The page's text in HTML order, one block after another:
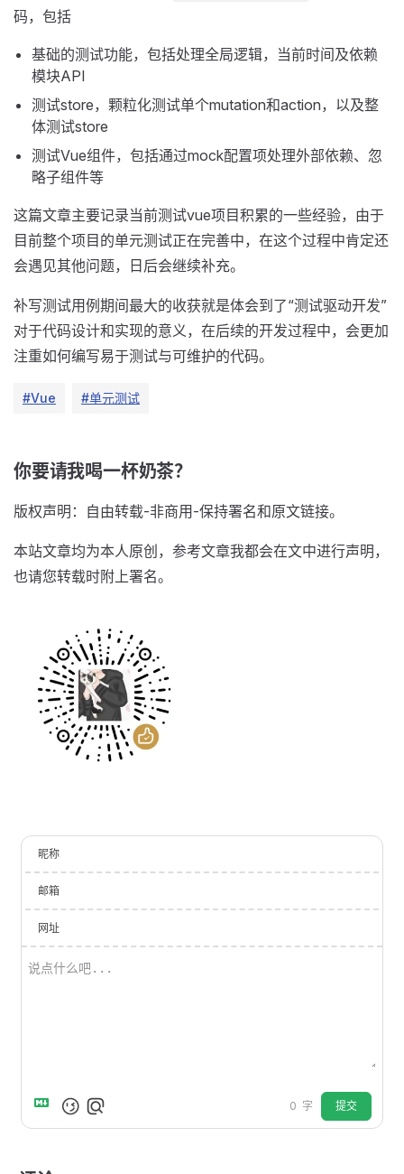
码，包括
基础的测试功能，包括处理全局逻辑，当前时间及依赖
模块API
测试store，颗粒化测试单个mutation和action，以及整
体测试store
测试Vue组件，包括通过mock配置项处理外部依赖、忽
略子组件等
这篇文章主要记录当前测试vue项目积累的一些经验，由于
目前整个项目的单元测试正在完善中，在这个过程中肯定还
会遇见其他问题，日后会继续补充。
补写测试用例期间最大的收获就是体会到了“测试驱动开发”
对于代码设计和实现的意义，在后续的开发过程中，会更加
注重如何编写易于测试与可维护的代码。
#Vue #单元测试
你要请我喝一杯奶茶？
版权声明：自由转载-非商用-保持署名和原文链接。
本站文章均为本人原创，参考文章我都会在文中进行声明，
也请您转载时附上署名。
昵称
邮箱
网址
0 字 提交